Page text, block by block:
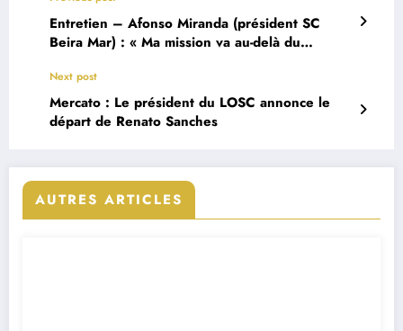
Entretien – Afonso Miranda (président SC
Beira Mar) : « Ma mission va au-delà du
Next post
Mercato : Le président du LOSC annonce le
départ de Renato Sanches
AUTRES ARTICLES